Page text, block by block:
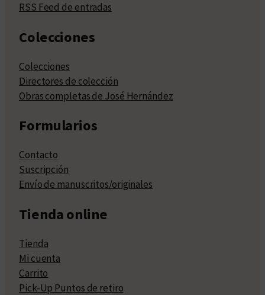
RSS Feed de entradas
Colecciones
Colecciones
Directores de colección
Obras completas de José Hernández
Formularios
Contacto
Suscripción
Envío de manuscritos/originales
Tienda online
Tienda
Mi cuenta
Carrito
Pick-Up Puntos de retiro